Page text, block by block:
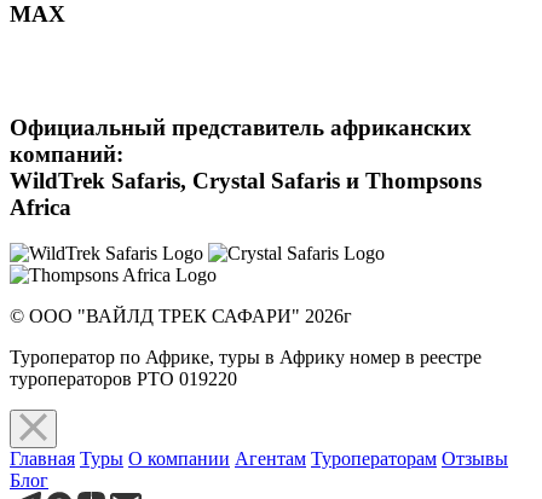
MAX
Официальный представитель африканских
компаний:
WildTrek Safaris, Crystal Safaris и Thompsons
Africa
© ООО "ВАЙЛД ТРЕК САФАРИ" 2026г
Туроператор по Африке, туры в Африку номер в реестре
туроператоров РТО 019220
Главная Туры О компании Агентам Туроператорам Отзывы
Блог